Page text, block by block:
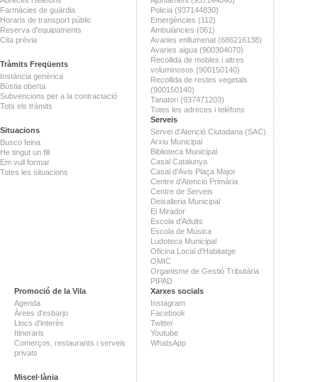
Farmàcies de guàrdia
Horaris de transport públic
Reserva d'equipaments
Cita prèvia
Tràmits Freqüents
Instància genèrica
Bústia oberta
Subvencions per a la contractació
Tots els tràmits
Situacions
Busco feina
He tingut un fill
Em vull formar
Totes les situacions
Policia (937144830)
Emergències (112)
Ambulàncies (061)
Avaries enllumenat (686216138)
Avaries aigua (900304070)
Recollida de mobles i altres
voluminosos (900150140)
Recollida de restes vegetals
(900150140)
Tanatori (937471203)
Totes les adreces i telèfons
Serveis
Servei d'Atenció Ciutadana (SAC)
Arxiu Municipal
Biblioteca Municipal
Casal Catalunya
Casal d'Avis Plaça Major
Centre d'Atenció Primària
Centre de Serveis
Deixalleria Municipal
El Mirador
Escola d'Adults
Escola de Música
Ludoteca Municipal
Oficina Local d'Habitatge
OMIC
Organisme de Gestió Tributària
PIPAD
Promoció de la Vila
Agenda
Àrees d'esbarjo
Llocs d'interès
Itineraris
Comerços, restaurants i serveis
privats
Miscel·lània
Xarxes socials
Instagram
Facebook
Twitter
Youtube
WhatsApp